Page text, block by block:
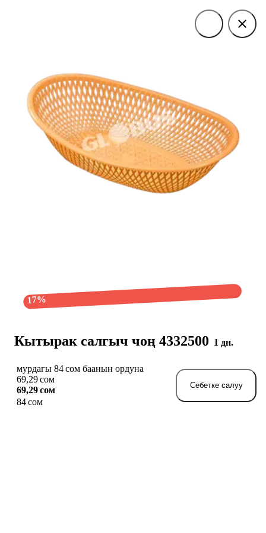
Кытырак салгыч чоң 4332500 1 дн.
17%
мурдагы 84 сом баанын ордуна
69,29 сом
69,29 сом
84 сом
Себетке салуу